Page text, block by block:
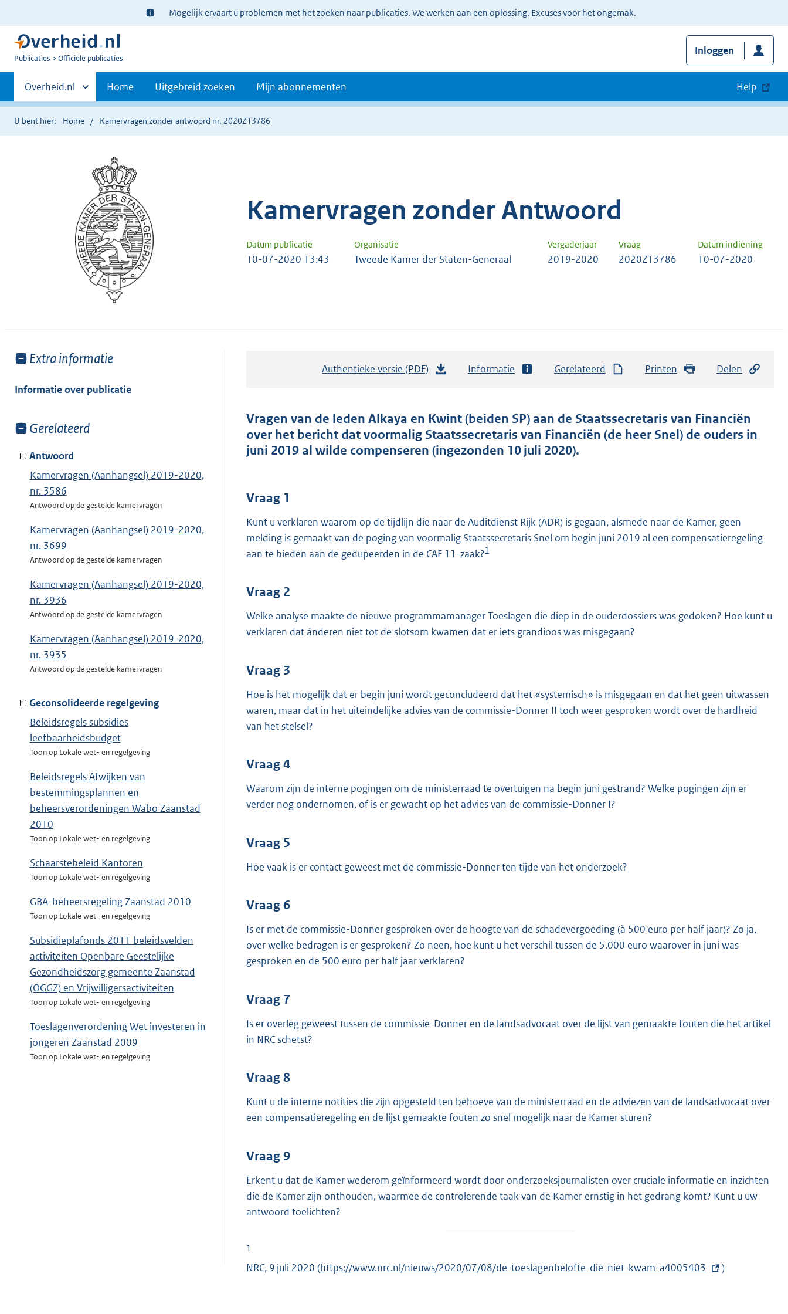
Ter
informatie:
Mogelijk ervaart u problemen met het zoeken naar publicaties. We werken aan een oplossing. Excuses voor het ongemak.
U
Publicaties Officiële publicaties
Inloggen
Primaire
navigatie
Andere
sites
binnen
Overheid.nl Home Uitgebreid zoeken Mijn abonnementen Help
U bent hier: Home Kamervragen zonder antwoord nr. 2020Z13786
Kamervragen zonder Antwoord
Datum publicatie Organisatie Vergaderjaar Vraag Datum indiening
10-07-2020 13:43 Tweede Kamer der Staten-Generaal 2019-2020 2020Z13786 10-07-2020
Toon
van:
Extra informatie
Informatie over publicatie
Toon
van:
Gerelateerd
Antwoord
Kamervragen (Aanhangsel) 2019-2020,
nr. 3586
Antwoord op de gestelde kamervragen
Kamervragen (Aanhangsel) 2019-2020,
nr. 3699
Antwoord op de gestelde kamervragen
Kamervragen (Aanhangsel) 2019-2020,
nr. 3936
Antwoord op de gestelde kamervragen
Kamervragen (Aanhangsel) 2019-2020,
nr. 3935
Antwoord op de gestelde kamervragen
Geconsolideerde regelgeving
Beleidsregels subsidies
leefbaarheidsbudget
Toon op Lokale wet- en regelgeving
Beleidsregels Afwijken van
bestemmingsplannen en
beheersverordeningen Wabo Zaanstad
2010
Toon op Lokale wet- en regelgeving
Schaarstebeleid Kantoren
Toon op Lokale wet- en regelgeving
GBA-beheersregeling Zaanstad 2010
Toon op Lokale wet- en regelgeving
Subsidieplafonds 2011 beleidsvelden
activiteiten Openbare Geestelijke
Gezondheidszorg gemeente Zaanstad
(OGGZ) en Vrijwilligersactiviteiten
Toon op Lokale wet- en regelgeving
Toeslagenverordening Wet investeren in
jongeren Zaanstad 2009
Toon op Lokale wet- en regelgeving
Authentieke versie (PDF)
t
a
n
o
o
t
4
0
Informatie Gerelateerd Printen Delen
Vragen van de leden Alkaya en Kwint (beiden SP) aan de Staatssecretaris van Financiën
over het bericht dat voormalig Staatssecretaris van Financiën (de heer Snel) de ouders in
juni 2019 al wilde compenseren (ingezonden 10 juli 2020).
Vraag 1
Kunt u verklaren waarom op de tijdlijn die naar de Auditdienst Rijk (ADR) is gegaan, alsmede naar de Kamer, geen
melding is gemaakt van de poging van voormalig Staatssecretaris Snel om begin juni 2019 al een compensatieregeling
aan te bieden aan de gedupeerden in de CAF 11-zaak?1
Vraag 2
Welke analyse maakte de nieuwe programmamanager Toeslagen die diep in de ouderdossiers was gedoken? Hoe kunt u
verklaren dat ánderen niet tot de slotsom kwamen dat er iets grandioos was misgegaan?
Vraag 3
Hoe is het mogelijk dat er begin juni wordt geconcludeerd dat het «systemisch» is misgegaan en dat het geen uitwassen
waren, maar dat in het uiteindelijke advies van de commissie-Donner II toch weer gesproken wordt over de hardheid
van het stelsel?
Vraag 4
Waarom zijn de interne pogingen om de ministerraad te overtuigen na begin juni gestrand? Welke pogingen zijn er
verder nog ondernomen, of is er gewacht op het advies van de commissie-Donner I?
Vraag 5
Hoe vaak is er contact geweest met de commissie-Donner ten tijde van het onderzoek?
Vraag 6
Is er met de commissie-Donner gesproken over de hoogte van de schadevergoeding (à 500 euro per half jaar)? Zo ja,
over welke bedragen is er gesproken? Zo neen, hoe kunt u het verschil tussen de 5.000 euro waarover in juni was
gesproken en de 500 euro per half jaar verklaren?
Vraag 7
Is er overleg geweest tussen de commissie-Donner en de landsadvocaat over de lijst van gemaakte fouten die het artikel
in NRC schetst?
Vraag 8
Kunt u de interne notities die zijn opgesteld ten behoeve van de ministerraad en de adviezen van de landsadvocaat over
een compensatieregeling en de lijst gemaakte fouten zo snel mogelijk naar de Kamer sturen?
Vraag 9
Erkent u dat de Kamer wederom geïnformeerd wordt door onderzoeksjournalisten over cruciale informatie en inzichten
die de Kamer zijn onthouden, waarmee de controlerende taak van de Kamer ernstig in het gedrang komt? Kunt u uw
antwoord toelichten?
1
NRC, 9 juli 2020 (E
https://www.nrc.nl/nieuws/2020/07/08/de-toeslagenbelofte-die-niet-kwam-a4005403 )